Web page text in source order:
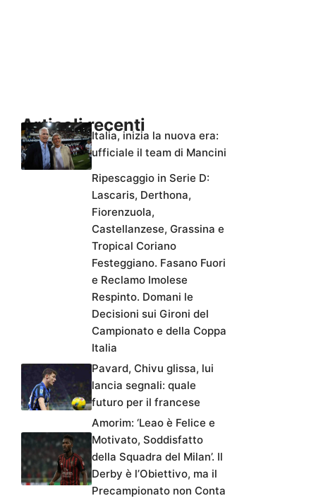
Articoli recenti
Italia, inizia la nuova era:
ufficiale il team di Mancini
Ripescaggio in Serie D:
Lascaris, Derthona,
Fiorenzuola,
Castellanzese, Grassina e
Tropical Coriano
Festeggiano. Fasano Fuori
e Reclamo Imolese
Respinto. Domani le
Decisioni sui Gironi del
Campionato e della Coppa
Italia
Pavard, Chivu glissa, lui
lancia segnali: quale
futuro per il francese
Amorim: ‘Leao è Felice e
Motivato, Soddisfatto
della Squadra del Milan’. Il
Derby è l’Obiettivo, ma il
Precampionato non Conta